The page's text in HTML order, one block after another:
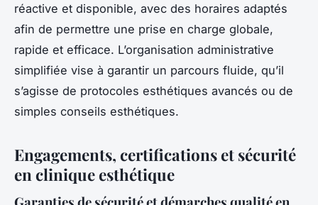
réactive et disponible, avec des horaires adaptés
afin de permettre une prise en charge globale,
rapide et efficace. L’organisation administrative
simplifiée vise à garantir un parcours fluide, qu’il
s’agisse de protocoles esthétiques avancés ou de
simples conseils esthétiques.
Engagements, certifications et sécurité
en clinique esthétique